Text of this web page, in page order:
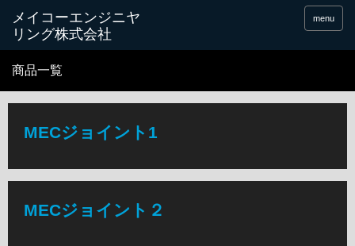
menu
商品一覧
MECジョイント1
MECジョイント２